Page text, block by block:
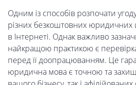
Одним із способів розпочати
різних безкоштовних юридичних
в Інтернеті. Однак важливо
найкращою практикою є
перед її доопрацюванням. Це
юридична мова є точною та